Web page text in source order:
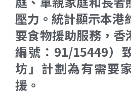
壓力。統計顯示本港
要食物援助服務，香
編號：91/15449）
坊」計劃為有需要
援。